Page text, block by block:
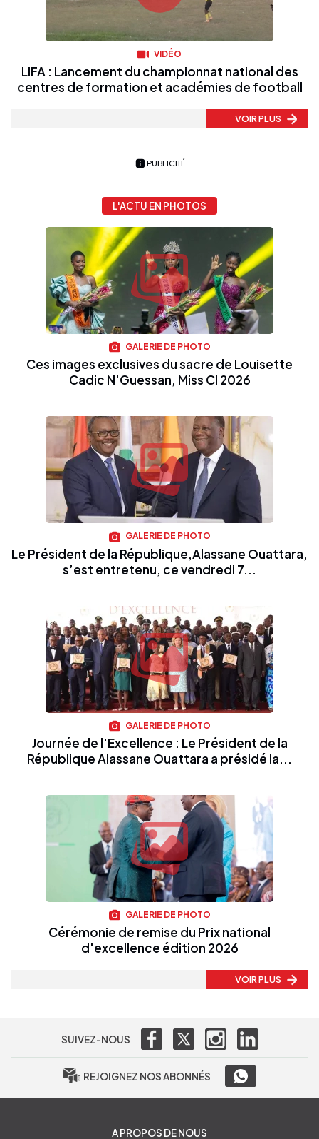
VIDÉO
LIFA : Lancement du championnat national des
centres de formation et académies de football
VOIR PLUS
PUBLICITÉ
L'ACTU EN PHOTOS
GALERIE DE PHOTO
Ces images exclusives du sacre de Louisette
Cadic N'Guessan, Miss CI 2026
GALERIE DE PHOTO
Le Président de la République,Alassane Ouattara,
s’est entretenu, ce vendredi 7...
GALERIE DE PHOTO
Journée de l'Excellence : Le Président de la
République Alassane Ouattara a présidé la...
GALERIE DE PHOTO
Cérémonie de remise du Prix national
d'excellence édition 2026
VOIR PLUS
SUIVEZ-NOUS
REJOIGNEZ NOS ABONNÉS
A PROPOS DE NOUS